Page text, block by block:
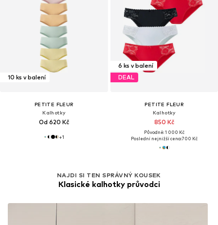
10 ks v balení
PETITE FLEUR
Kalhotky
Od 620 Kč
+1
6 ks v balení
DEAL
PETITE FLEUR
Kalhotky
850 Kč
Původně: 1 000 Kč
Poslední nejnižší cena:700 Kč
NAJDI SI TEN SPRÁVNÝ KOUSEK
Klasické kalhotky průvodci